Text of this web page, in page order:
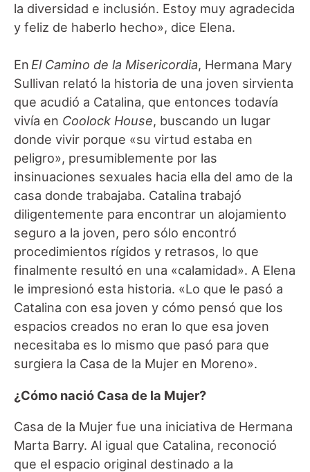
la diversidad e inclusión. Estoy muy agradecida
y feliz de haberlo hecho», dice Elena.
En El Camino de la Misericordia, Hermana Mary
Sullivan relató la historia de una joven sirvienta
que acudió a Catalina, que entonces todavía
vivía en Coolock House, buscando un lugar
donde vivir porque «su virtud estaba en
peligro», presumiblemente por las
insinuaciones sexuales hacia ella del amo de la
casa donde trabajaba. Catalina trabajó
diligentemente para encontrar un alojamiento
seguro a la joven, pero sólo encontró
procedimientos rígidos y retrasos, lo que
finalmente resultó en una «calamidad». A Elena
le impresionó esta historia. «Lo que le pasó a
Catalina con esa joven y cómo pensó que los
espacios creados no eran lo que esa joven
necesitaba es lo mismo que pasó para que
surgiera la Casa de la Mujer en Moreno».
¿Cómo nació Casa de la Mujer?
Casa de la Mujer fue una iniciativa de Hermana
Marta Barry. Al igual que Catalina, reconoció
que el espacio original destinado a la